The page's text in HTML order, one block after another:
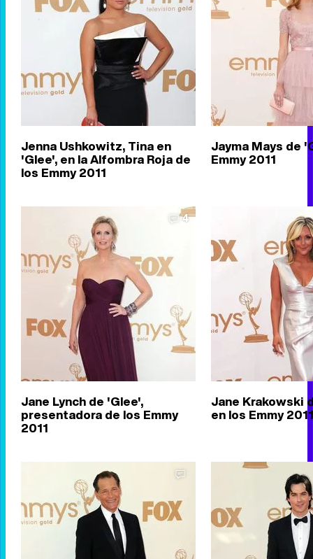
Jenna Ushkowitz, Tina en
'Glee', en la Alfombra Roja de
los Emmy 2011
Jayma Mays de
Emmy 2011
4
Jane Lynch de 'Glee',
presentadora de los Emmy
2011
Jane Krakowski
en los Emmy 2011